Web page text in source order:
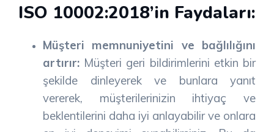
ISO 10002:2018’in Faydaları:
Müşteri memnuniyetini ve bağlılığını
artırır: Müşteri geri bildirimlerini etkin bir
şekilde dinleyerek ve bunlara yanıt
vererek, müşterilerinizin ihtiyaç ve
beklentilerini daha iyi anlayabilir ve onlara